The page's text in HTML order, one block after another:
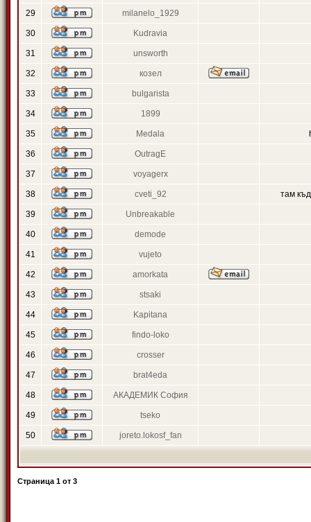
29 milanelo_1929
30 Kudravia
31 unsworth
32 козел
33 bulgarista
34 1899
35 Medala
36 OutragE
37 voyagerx
38 cveti_92 там
39 Unbreakable
40 demode
41 vujeto
42 amorkata
43 stsaki
44 Kapitana
45 findo-loko
46 crosser
47 brat4eda
48 АКАДЕМИК София
49 tseko
50 joreto.lokosf_fan
Страница 1 от 3